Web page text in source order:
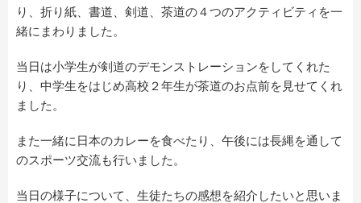
り、折り紙、書道、剣道、茶道の４つのアクティビティを一
緒にまわりました。
当日は小学生が剣道のデモンストレーションをしてくれた
り、中学生をはじめ高校２年生が茶道のお点前を見せてくれ
ました。
また一緒に日本のカレーを食べたり、午後には長縄を通して
のスポーツ交流も行いました。
当日の様子について、生徒たちの感想を紹介したいと思いま